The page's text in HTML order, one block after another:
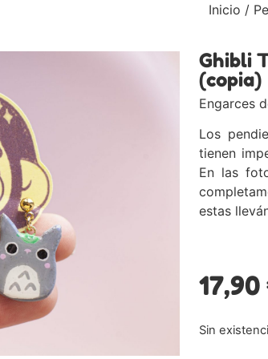
Inicio /
Ghibli
(copia)
Engarces
Los
tienen
En las
estas
17,90
Sin